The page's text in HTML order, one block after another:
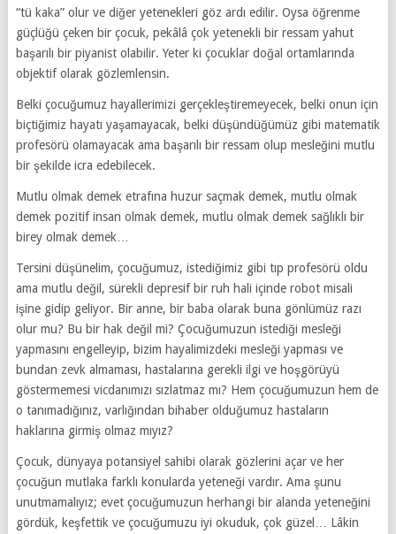
“tü kaka” olur ve diğer yetenekleri göz ardı edilir. Oysa öğrenme
güçlüğü çeken bir çocuk, pekâlâ çok yetenekli bir ressam yahut
başarılı bir piyanist olabilir. Yeter ki çocuklar doğal ortamlarında
objektif olarak gözlemlensin.
Belki çocuğumuz hayallerimizi gerçekleştiremeyecek, belki onun için
biçtiğimiz hayatı yaşamayacak, belki düşündüğümüz gibi matematik
profesörü olamayacak ama başarılı bir ressam olup mesleğini mutlu
bir şekilde icra edebilecek.
Mutlu olmak demek etrafına huzur saçmak demek, mutlu olmak
demek pozitif insan olmak demek, mutlu olmak demek sağlıklı bir
birey olmak demek…
Tersini düşünelim, çocuğumuz, istediğimiz gibi tıp profesörü oldu
ama mutlu değil, sürekli depresif bir ruh hali içinde robot misali
işine gidip geliyor. Bir anne, bir baba olarak buna gönlümüz razı
olur mu? Bu bir hak değil mi? Çocuğumuzun istediği mesleği
yapmasını engelleyip, bizim hayalimizdeki mesleği yapması ve
bundan zevk almaması, hastalarına gerekli ilgi ve hoşgörüyü
göstermemesi vicdanımızı sızlatmaz mı? Hem çocuğumuzun hem de
o tanımadığınız, varlığından bihaber olduğumuz hastaların
haklarına girmiş olmaz mıyız?
Çocuk, dünyaya potansiyel sahibi olarak gözlerini açar ve her
çocuğun mutlaka farklı konularda yeteneği vardır. Ama şunu
unutmamalıyız; evet çocuğumuzun herhangi bir alanda yeteneğini
gördük, keşfettik ve çocuğumuzu iyi okuduk, çok güzel… Lâkin